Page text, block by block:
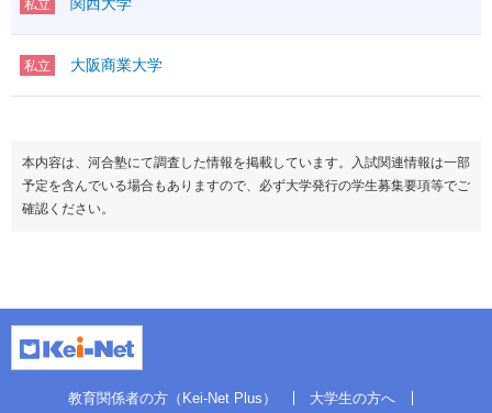
私立
私立 大阪商業大学
本内容は、河合塾にて調査した情報を掲載しています。入試関連情報は一部
予定を含んでいる場合もありますので、必ず大学発行の学生募集要項等でご
確認ください。
教育関係者の方（Kei-Net Plus） 大学生の方へ